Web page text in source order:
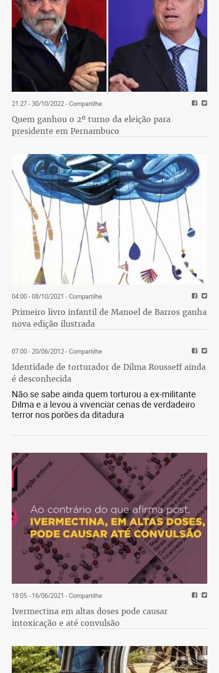
21:27 - 30/10/2022- Compartilhe
Quem ganhou o 2º turno da eleição para
presidente em Pernambuco
04:00 - 08/10/2021 - Compartilhe
Primeiro livro infantil de Manoel de Barros ganha
nova edição ilustrada
07:00 - 20/06/2012- Compartilhe
Identidade de torturador de Dilma Rousseff ainda
é desconhecida
Não se sabe ainda quem torturou a ex-militante
Dilma e a levou a vivenciar cenas de verdadeiro
terror nos porões da ditadura
18:05 - 16/06/2021 - Compartilhe
Ivermectina em altas doses pode causar
intoxicação e até convulsão